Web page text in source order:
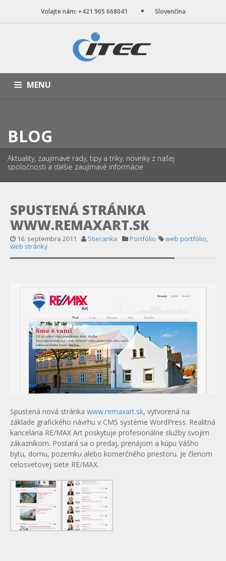
Volajte nám: +421 905 668041 Slovenčina
MENU
BLOG O NÁS
BLOG
Aktuality, zaujímavé rady, tipy a triky, novinky z našej
spoločnosti a ďalšie zaujímavé informácie
SPUSTENÁ STRÁNKA
WWW.REMAXART.SK
16. septembra 2011 Stieranka Portfólio web portfólio,
web stránky
Spustená nová stránka www.remaxart.sk, vytvorená na
základe grafického návrhu v CMS systéme WordPress. Realitná
kancelária RE/MAX Art poskytuje profesionálne služby svojim
zákazníkom. Postará sa o predaj, prenájom a kúpu Vášho
bytu, domu, pozemku alebo komerčného priestoru. Je členom
celosvetovej siete RE/MAX.